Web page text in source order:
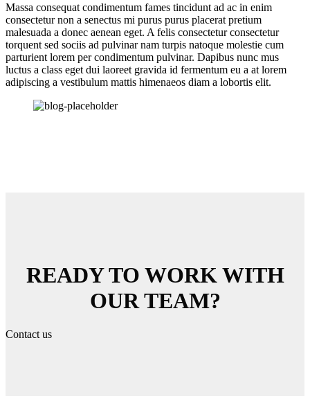
Massa consequat condimentum fames tincidunt ad ac in enim
consectetur non a senectus mi purus purus placerat pretium
malesuada a donec aenean eget. A felis consectetur consectetur
torquent sed sociis ad pulvinar nam turpis natoque molestie cum
parturient lorem per condimentum pulvinar. Dapibus nunc mus
luctus a class eget dui laoreet gravida id fermentum eu a at lorem
adipiscing a vestibulum mattis himenaeos diam a lobortis elit.
READY TO WORK WITH
OUR TEAM?
Contact us